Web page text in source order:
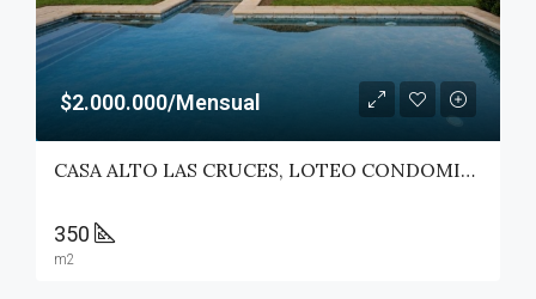
$2.000.000/Mensual
CASA ALTO LAS CRUCES, LOTEO CONDOMINIO LAS ROSAS – TALCA
350
m2